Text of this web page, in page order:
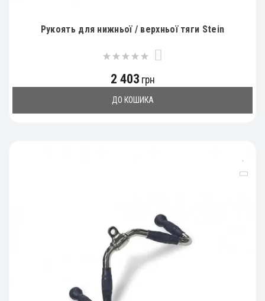
Рукоять для нижньої / верхньої тяги Stein
2 403 грн
ДО КОШИКА